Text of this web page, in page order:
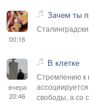
00:16
Зачем ты
вчера
20:46
В клетке
Стремлению к
свободы, а со